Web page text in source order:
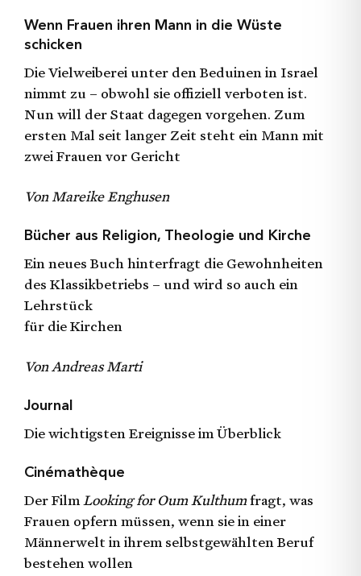
Wenn Frauen ihren Mann in die Wüste
schicken
Die Vielweiberei unter den Beduinen in Israel
nimmt zu – obwohl sie offiziell verboten ist.
Nun will der Staat dagegen vorgehen. Zum
ersten Mal seit langer Zeit steht ein Mann mit
zwei Frauen vor Gericht
Von Mareike Enghusen
Bücher aus Religion, Theologie und Kirche
Ein neues Buch hinterfragt die Gewohnheiten
des Klassikbetriebs – und wird so auch ein
Lehrstück
für die Kirchen
Von Andreas Marti
Journal
Die wichtigsten Ereignisse im Überblick
Cinémathèque
Der Film Looking for Oum Kulthumfragt, was
Frauen opfern müssen, wenn sie in einer
Männerwelt in ihrem selbstgewählten Beruf
bestehen wollen